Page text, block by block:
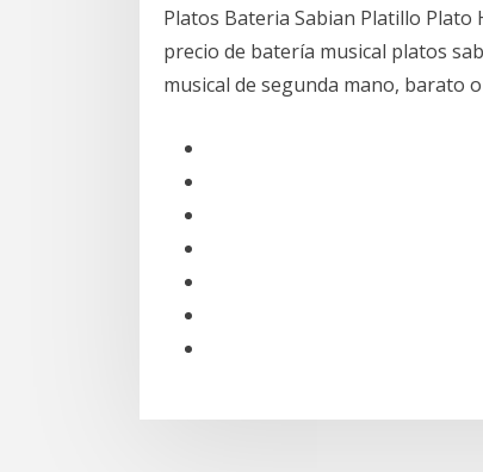
Platos Bateria Sabian Platillo Plato
precio de batería musical platos
musical de segunda mano, barato